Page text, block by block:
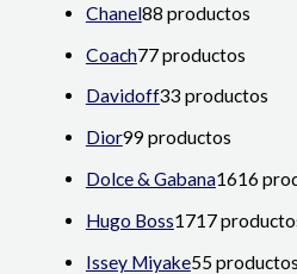
Chanel88 productos
Coach77 productos
Davidoff33 productos
Dior99 productos
Dolce & Gabana1616
Hugo Boss1717
Issey Miyake55 productos